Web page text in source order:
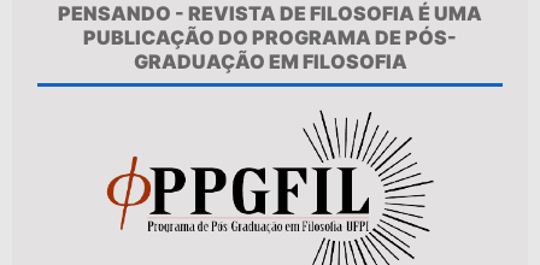
PENSANDO - REVISTA DE FILOSOFIA É UMA
PUBLICAÇÃO DO PROGRAMA DE PÓS-
GRADUAÇÃO EM FILOSOFIA